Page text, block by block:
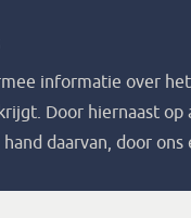
informatie over
Door hiernaast
daarvan, door ons